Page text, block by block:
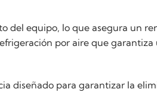
equipo, lo que asegura un
por aire que
diseñado para garantizar la